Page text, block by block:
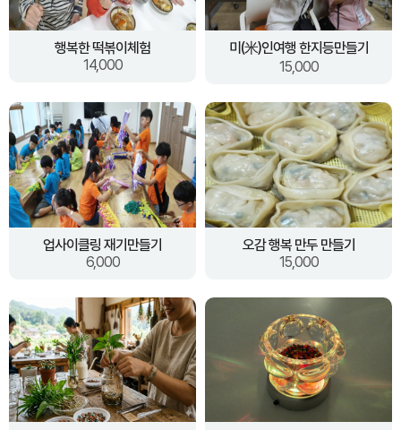
행복한 떡볶이체험
14,000
미(米)인여행 한지등만들기
15,000
업사이클링 재기만들기
6,000
오감 행복 만두 만들기
15,000